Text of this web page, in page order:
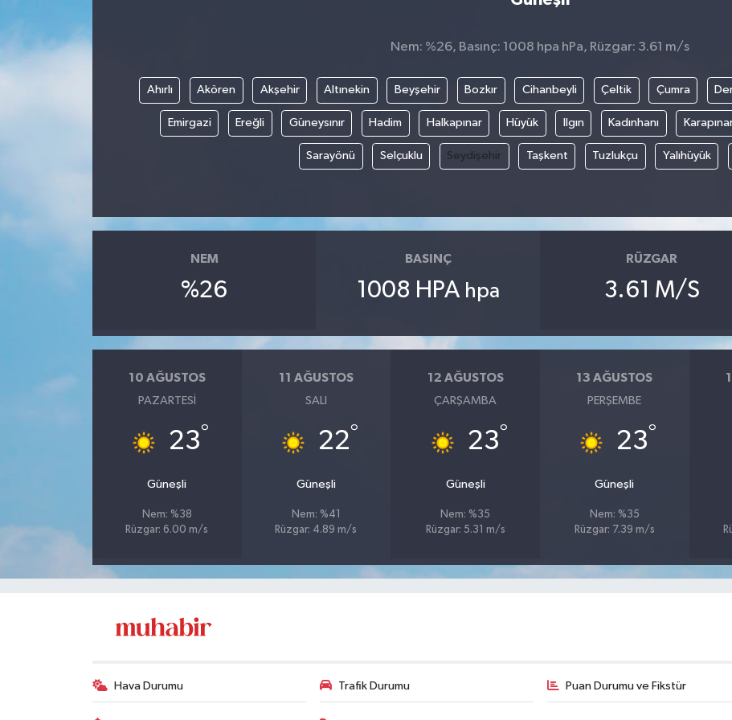
Nem: %26, Basınç: 1008 hpa hPa, Rüzgar: 3.61 m/s
Ahırlı Akören Akşehir Altınekin Beyşehir Bozkır Cihanbeyli Çeltik Çumra
Emirgazi Ereğli Güneysınır Hadim Halkapınar Hüyük Ilgın Kadınhanı
Sarayönü Selçuklu Seydişehir Taşkent Tuzlukçu Yalıhüyük
NEM
%26
BASINÇ
1008 HPA hpa
RÜZGAR
3.61 M/S
10 AĞUSTOS
PAZARTESI
23°
Güneşli
Nem: %38
Rüzgar: 6.00 m/s
11 AĞUSTOS
SALI
22°
Güneşli
Nem: %41
Rüzgar: 4.89 m/s
12 AĞUSTOS
ÇARŞAMBA
23°
Güneşli
Nem: %35
Rüzgar: 5.31 m/s
13 AĞUSTOS
PERŞEMBE
23°
Güneşli
Nem: %35
Rüzgar: 7.39 m/s
Hava Durumu Trafik Durumu Puan Durumu ve Fikstür